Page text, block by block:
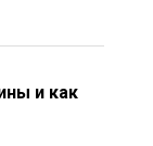
и как